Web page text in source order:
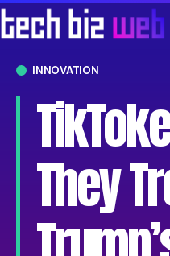
INNOVATION
They